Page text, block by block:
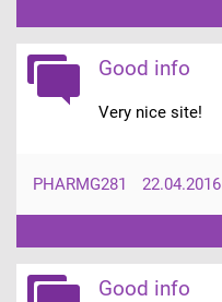
Good info
Very nice site!
PHARMG281 22.04.2016
Good info